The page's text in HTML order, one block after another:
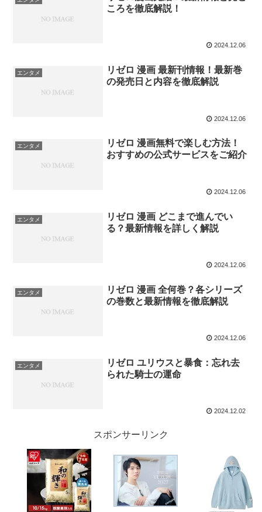
ころを徹底解説！
2024.12.06
エンタメ
リゼロ 漫画 最新刊情報！最新巻
の発売日と内容を徹底解説
2024.12.06
エンタメ
リゼロ 漫画無料で楽しむ方法！
おすすめの公式サービスをご紹介
2024.12.06
エンタメ
リゼロ 漫画 どこまで進んでい
る？最新情報を詳しく解説
2024.12.06
エンタメ
リゼロ 漫画 全何巻？各シリーズ
の巻数と最新情報を徹底解説
2024.12.06
エンタメ
リゼロ ユリウスと暴食：忘れ去
られた騎士の運命
2024.12.02
スポンサーリンク